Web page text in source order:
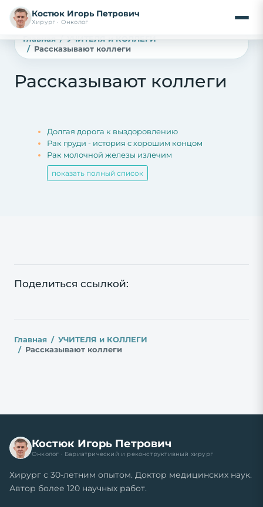
Костюк Игорь Петрович
Хирург · Онколог
Главная
УЧИТЕЛЯ и КОЛЛЕГИ
Рассказывают коллеги
Рассказывают коллеги
Долгая дорога к выздоровлению
Рак груди - история с хорошим концом
Рак молочной железы излечим
показать полный список
Поделиться ссылкой:
Главная
УЧИТЕЛЯ и КОЛЛЕГИ
Рассказывают коллеги
Костюк Игорь Петрович
Онколог · Бариатрический и реконструктивный хирург
Хирург с 30-летним опытом. Доктор медицинских наук.
Автор более 120 научных работ.